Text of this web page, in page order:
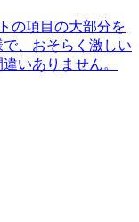
の項目の大部分を
、おそらく激しい
いありません。